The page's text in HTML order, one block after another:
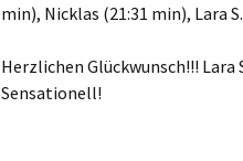
min), Nicklas (21:31 min), Lara
Herzlichen Glückwunsch!!! Lara
Sensationell!